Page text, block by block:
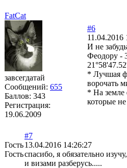
FatCat
завсегдатай
Сообщений: 655
Баллов: 343
Регистрация:
19.06.2009
#6
11.04.2016
И не
Феодору -
* Лучшая
ворочать
* На земле
которые не
Гость
Гость
#7
13.04.2016 14:26:27
спасибо, я обязательно
и визами разберусь.....